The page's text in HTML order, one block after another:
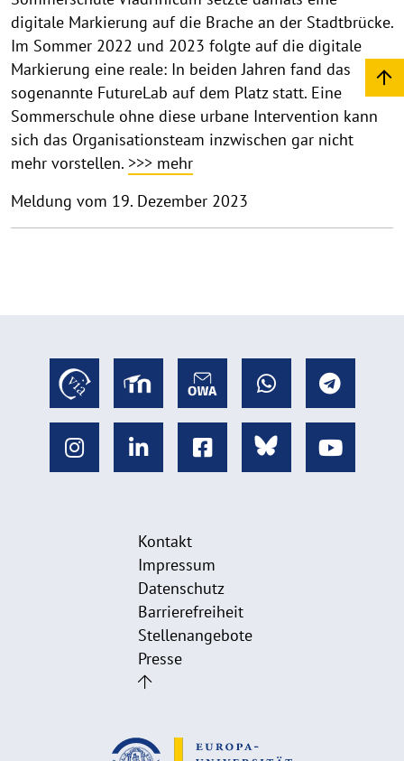
digitale Markierung auf die Brache an der Stadtbrücke.
Im Sommer 2022 und 2023 folgte auf die digitale
Markierung eine reale: In beiden Jahren fand das
sogenannte FutureLab auf dem Platz statt. Eine
Sommerschule ohne diese urbane Intervention kann
sich das Organisationsteam inzwischen gar nicht
mehr vorstellen. >>> mehr
Meldung vom 19. Dezember 2023
Kontakt
Impressum
Datenschutz
Barrierefreiheit
Stellenangebote
Presse